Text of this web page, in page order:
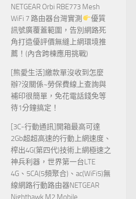
NETGEAR Orbi RBE773 Mesh
WiFi 7 路由器台灣實測
優質
訊號廣覆蓋範圍，告別網路死
角打造優評價無縫上網環境推
薦！(內含跨棟應用挑戰)
[熊愛生活]繳款單沒收到怎麼
辦?沒關係~勞保費線上查詢與
補印很簡單，免花電話錢免等
待1分鐘搞定！
[3C-行動通訊]開箱最高可達
2Gb超超高速的行動上網速度、
榨出4G(第四代)技術上網極速之
神兵利器，世界第一台LTE
4G、5CA(5頻聚合)、ac(WiFi5)無
線網路行動路由器NETGEAR
Nighthawk M2 Mobile